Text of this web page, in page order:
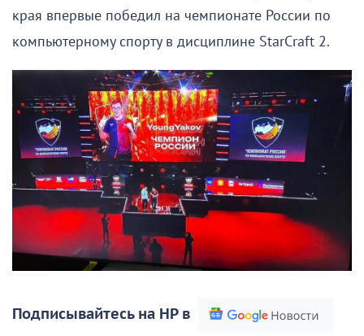
края впервые победил на чемпионате России по
компьютерному спорту в дисциплине StarCraft 2.
Подписывайтесь на НР в